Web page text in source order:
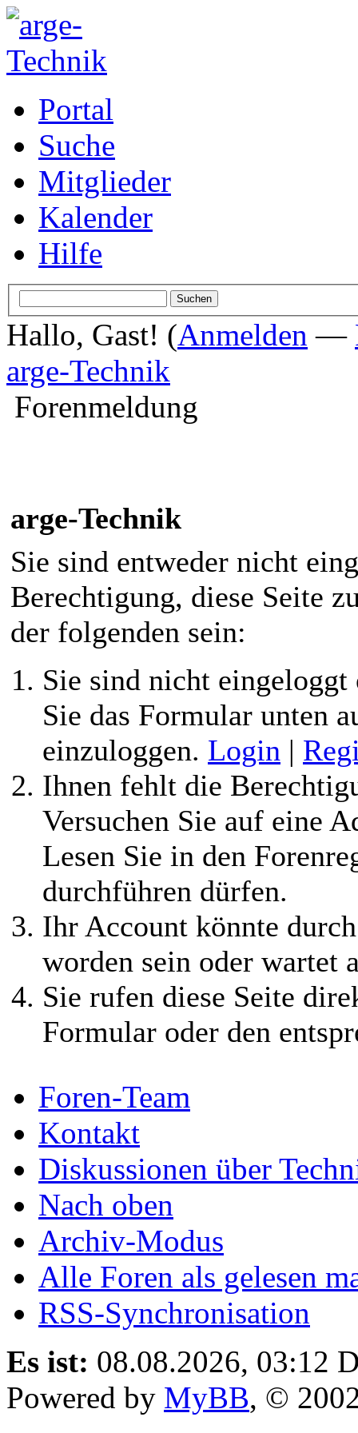
Portal
Suche
Mitglieder
Kalender
Hilfe
Hallo, Gast! (Anmelden —
arge-Technik
Forenmeldung
arge-Technik
Sie sind entweder nicht
Berechtigung, diese Seite
der folgenden sein:
Sie sind nicht
Sie das Formular unten
einzuloggen. Login |
Ihnen fehlt die
Versuchen Sie auf eine
Lesen Sie in den
durchführen dürfen.
Ihr Account könnte
worden sein oder wartet
Sie rufen diese Seite
Formular oder den
Foren-Team
Kontakt
Diskussionen über
Nach oben
Archiv-Modus
Alle Foren als gelesen
RSS-Synchronisation
Es ist: 08.08.2026, 03:12
Powered by MyBB, ©